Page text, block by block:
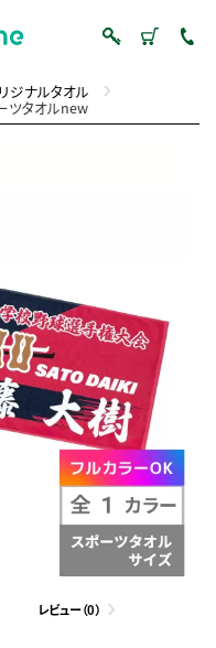
ジナルタオル
ツタオルnew
レビュー（0）